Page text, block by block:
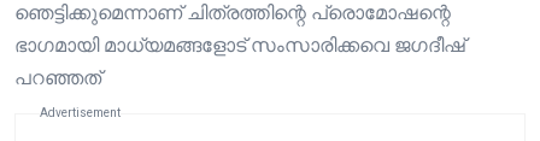
ഞെട്ടിക്കുമെന്നാണ് ചിത്രത്തിന്റെ പ്രൊമോഷന്റെ
ഭാഗമായി മാധ്യമങ്ങളോട് സംസാരിക്കവെ ജഗദീഷ്
പറഞ്ഞത്
Advertisement